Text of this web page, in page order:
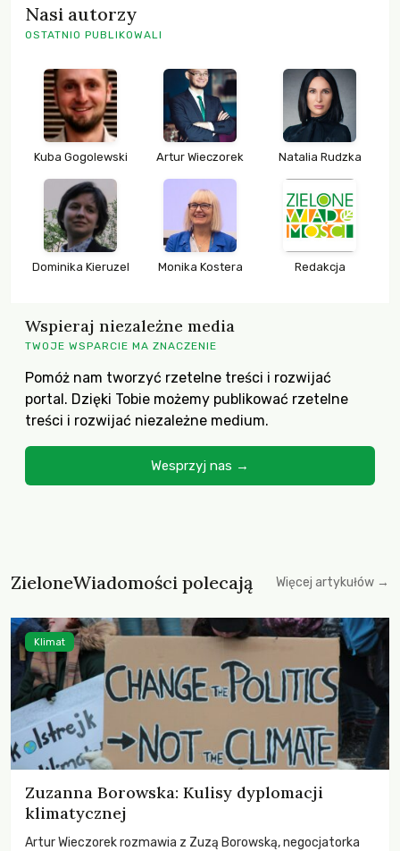
Nasi autorzy
OSTATNIO PUBLIKOWALI
Kuba Gogolewski Artur Wieczorek Natalia Rudzka
Dominika Kieruzel Monika Kostera Redakcja
Wspieraj niezależne media
TWOJE WSPARCIE MA ZNACZENIE
Pomóż nam tworzyć rzetelne treści i rozwijać
portal. Dzięki Tobie możemy publikować rzetelne
treści i rozwijać niezależne medium.
Wesprzyj nas →
ZieloneWiadomości polecają Więcej artykułów →
Zuzanna Borowska: Kulisy dyplomacji
klimatycznej
Artur Wieczorek rozmawia z Zuzą Borowską, negocjatorka
Klimat